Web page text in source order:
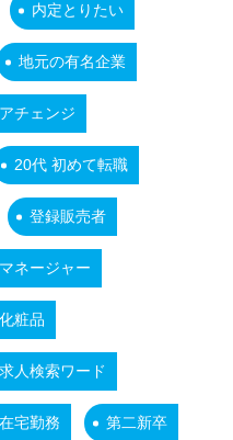
内定とりたい
地元の有名企業
チェンジ
20代 初めて転職
登録販売者
ネージャー
化粧品
人検索ワード
宅勤務 第二新卒